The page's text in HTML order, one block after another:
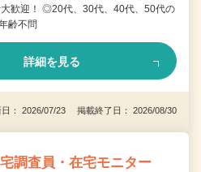
歓迎！ ◎20代、30代、40代、50代の
齢不問
詳細を見る
日： 2026/07/23 掲載終了日： 2026/08/30
調査員・在宅モニター